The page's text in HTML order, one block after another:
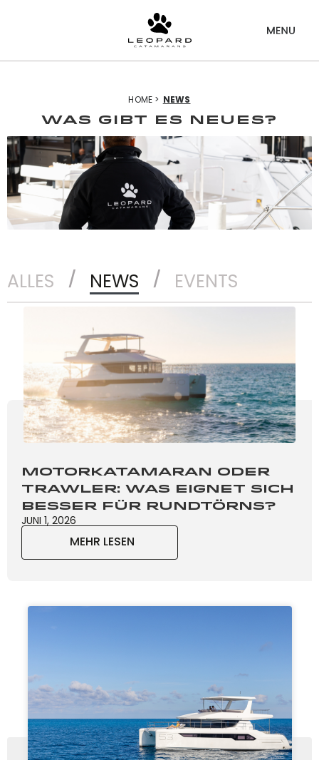
HOME > NEWS
WAS GIBT ES NEUES?
ALLES NEWS EVENTS
Motorkatamaran oder
Trawler: Was eignet sich
besser für Rundtörns?
JUNI 1, 2026
MEHR LESEN